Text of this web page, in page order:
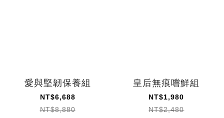
愛與堅韌保養組
NT$6,688
NT$8,880
皇后無痕嚐鮮組
NT$1,980
NT$2,480